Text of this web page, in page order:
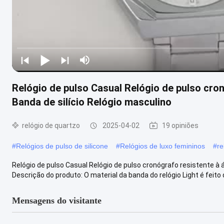
Relógio de pulso Casual Relógio de pulso
Banda de silício Relógio masculino
relógio de quartzo 2025-04-02 19 opiniões
#Relógios de pulso de silicone #Relógios de luxo femininos #
Relógio de pulso Casual Relógio de pulso cronógrafo resistente
Descrição do produto: O material da banda do relógio Light é feito
Mensagens do visitante